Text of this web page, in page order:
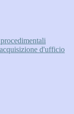
d'ufficio